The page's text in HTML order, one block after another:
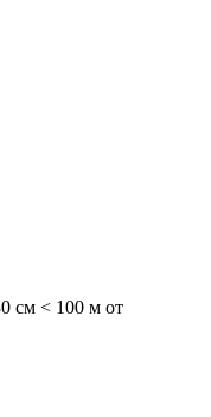
см < 100 м от